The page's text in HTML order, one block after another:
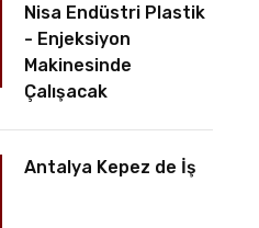
Nisa Endüstri Plastik
- Enjeksiyon
Makinesinde
Çalışacak
Antalya Kepez de İş